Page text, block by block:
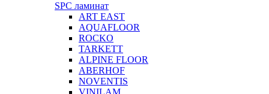
SPC ламинат
ART EAST
AQUAFLOOR
ROCKO
TARKETT
ALPINE FLOOR
ABERHOF
NOVENTIS
VINILAM